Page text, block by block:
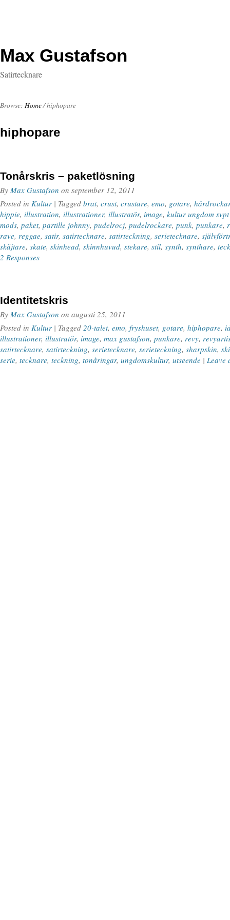
Max Gustafson
Satirtecknare
Browse: Home/hiphopare
hiphopare
Tonårskris – paketlösning
By Max Gustafson on september 12, 2011
Posted in Kultur | Tagged brat, crust, crustare, emo, gotare,
hippie, illustration, illustrationer, illustratör, image, kultur ungdom
mods, paket, partille johnny, pudelrocj, pudelrockare, punk, punkare,
rave, reggae, satir, satirtecknare, satirteckning, serietecknare,
skäjtare, skate, skinhead, skinnhuvud, stekare, stil, synth, synthare,
2 Responses
Identitetskris
By Max Gustafson on augusti 25, 2011
Posted in Kultur | Tagged 20-talet, emo, fryshuset, gotare, hiphopare,
illustrationer, illustratör, image, max gustafson, punkare, revy,
satirtecknare, satirteckning, serietecknare, serieteckning, sharpskin,
serie, tecknare, teckning, tonåringar, ungdomskultur, utseende | Leave